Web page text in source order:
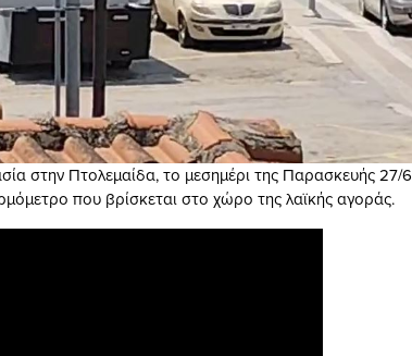
στην Πτολεμαίδα, το μεσημέρι της Παρασκευής 27/6
που βρίσκεται στο χώρο της λαϊκής αγοράς.